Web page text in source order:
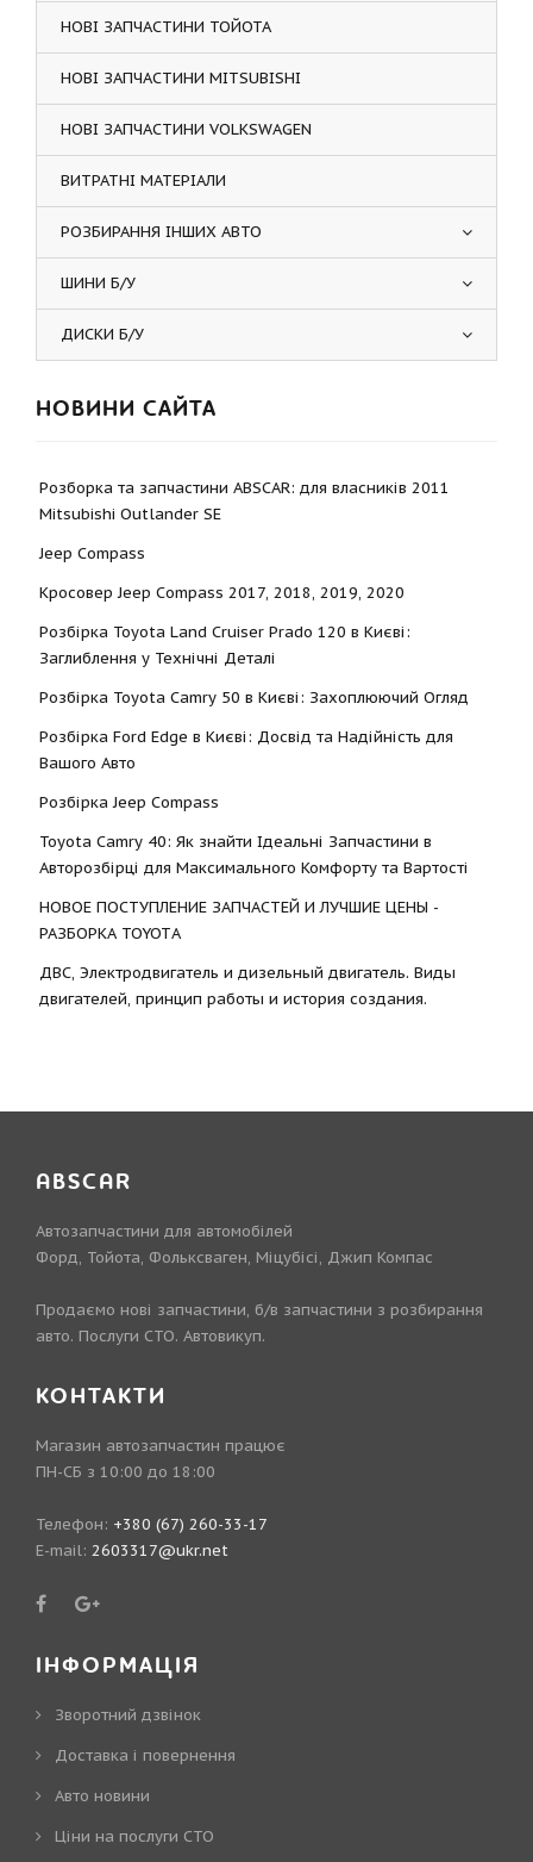
НОВІ ЗАПЧАСТИНИ ТОЙОТА
НОВІ ЗАПЧАСТИНИ MITSUBISHI
НОВІ ЗАПЧАСТИНИ VOLKSWAGEN
ВИТРАТНІ МАТЕРІАЛИ
РОЗБИРАННЯ ІНШИХ АВТО
ШИНИ Б/У
ДИСКИ Б/У
НОВИНИ САЙТА
Розборка та запчастини ABSCAR: для власників 2011
Mitsubishi Outlander SE
Jeep Compass
Кросовер Jeep Compass 2017, 2018, 2019, 2020
Розбірка Toyota Land Cruiser Prado 120 в Києві:
Заглиблення у Технічні Деталі
Розбірка Toyota Camry 50 в Києві: Захоплюючий Огляд
Розбірка Ford Edge в Києві: Досвід та Надійність для
Вашого Авто
Розбірка Jeep Compass
Toyota Camry 40: Як знайти Ідеальні Запчастини в
Авторозбірці для Максимального Комфорту та Вартості
НОВОЕ ПОСТУПЛЕНИЕ ЗАПЧАСТЕЙ И ЛУЧШИЕ ЦЕНЫ -
РАЗБОРКА TOYOTА
ДВС, Электродвигатель и дизельный двигатель. Виды
двигателей, принцип работы и история создания.
ABSCAR
Автозапчастини для автомобілей
Форд, Тойота, Фольксваген, Міцубісі, Джип Компас
Продаємо нові запчастини, б/в запчастини з розбирання
авто. Послуги СТО. Автовикуп.
КОНТАКТИ
Магазин автозапчастин працює
ПН-СБ з 10:00 до 18:00
Телефон: +380 (67) 260-33-17
E-mail: 2603317@ukr.net
ІНФОРМАЦІЯ
Зворотний дзвінок
Доставка і повернення
Авто новини
Ціни на послуги СТО